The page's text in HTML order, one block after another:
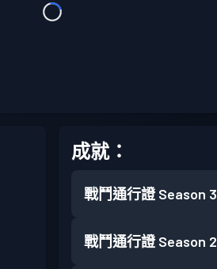
成就：
戰鬥通行證 Season 3
戰鬥通行證 Season 2